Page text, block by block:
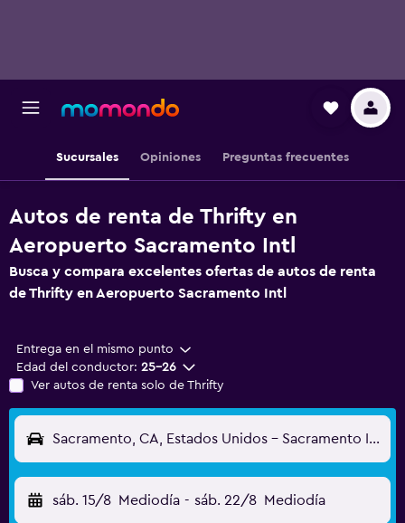
Sucursales Opiniones Preguntas frecuentes
Autos de renta de Thrifty en
Aeropuerto Sacramento Intl
Busca y compara excelentes ofertas de autos de renta
de Thrifty en Aeropuerto Sacramento Intl
Entrega en el mismo punto
Edad del conductor: 25-26
Ver autos de renta solo de Thrifty
Sacramento, CA, Estados Unidos - Sacramento Intl (SMF)
sáb. 15/8 Mediodía - sáb. 22/8 Mediodía